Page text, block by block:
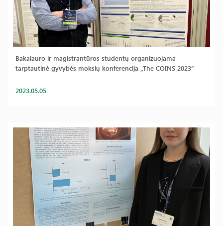
Bakalauro ir magistrantūros studentų organizuojama
tarptautinė gyvybės mokslų konferencija „The COINS 2023“
2023.05.05